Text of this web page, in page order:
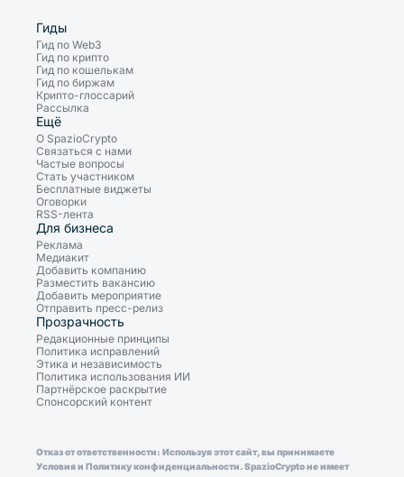
Гиды
Гид по Web3
Гид по крипто
Гид по кошелькам
Гид по биржам
Крипто-глоссарий
Рассылка
Ещё
О SpazioCrypto
Связаться с нами
Частые вопросы
Стать участником
Бесплатные виджеты
Оговорки
RSS-лента
Для бизнеса
Реклама
Медиакит
Добавить компанию
Разместить вакансию
Добавить мероприятие
Отправить пресс-релиз
Прозрачность
Редакционные принципы
Политика исправлений
Этика и независимость
Политика использования ИИ
Партнёрское раскрытие
Спонсорский контент
Отказ от ответственности: Используя этот сайт, вы принимаете
Условия и Политику конфиденциальности. SpazioCrypto не имеет